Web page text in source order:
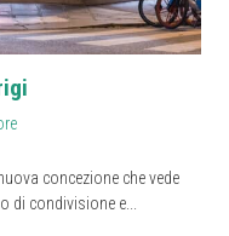
concezione che vede
condivisione e...